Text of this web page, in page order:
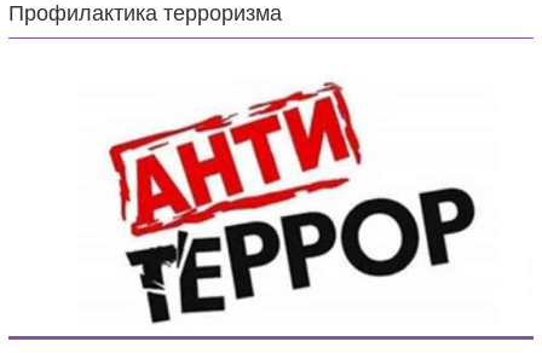
Профилактика терроризма